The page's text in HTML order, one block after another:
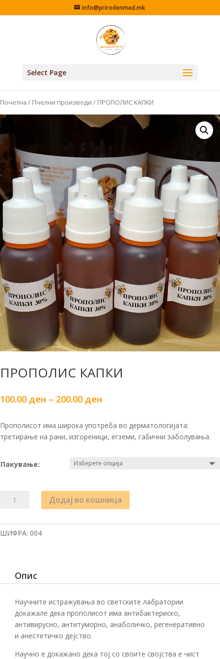
info@prirodenmed.mk
Select Page
Почетна / Пчелни производи / ПРОПОЛИС КАПКИ
ПРОПОЛИС КАПКИ
100.00 ден – 200.00 ден
Прополисот има широка употреба во дерматологијата:
третирање на рани, изгореници, егземи, габични заболувања.
Пакување:
ПРОПОЛИС
Додај во кошница
ШИФРА: 004
Опис
Научните истражувања во светските лабратории
докажале дека прополисот има антибактериско,
антивирусно, антитуморно, анаболичко, регенеративно
и анестетичко дејство.
Научно е докажано дека тој со своите својства е чист